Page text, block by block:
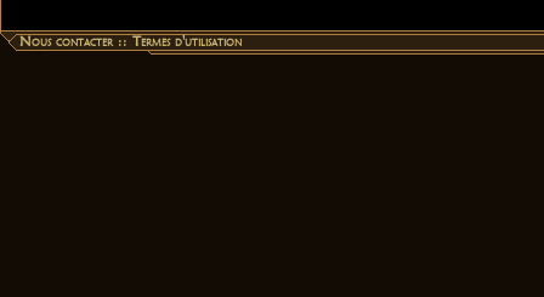
Nous contacter::Termes d'utilisation